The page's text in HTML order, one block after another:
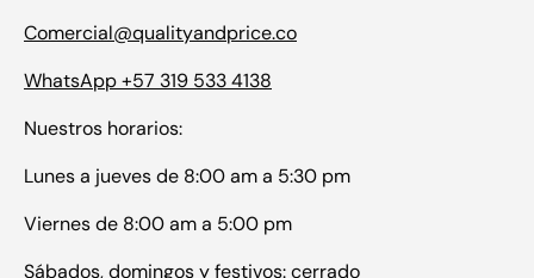
Comercial@qualityandprice.co
WhatsApp +57 319 533 4138
Nuestros horarios:
Lunes a jueves de 8:00 am a 5:30 pm
Viernes de 8:00 am a 5:00 pm
Sábados, domingos y festivos: cerrado